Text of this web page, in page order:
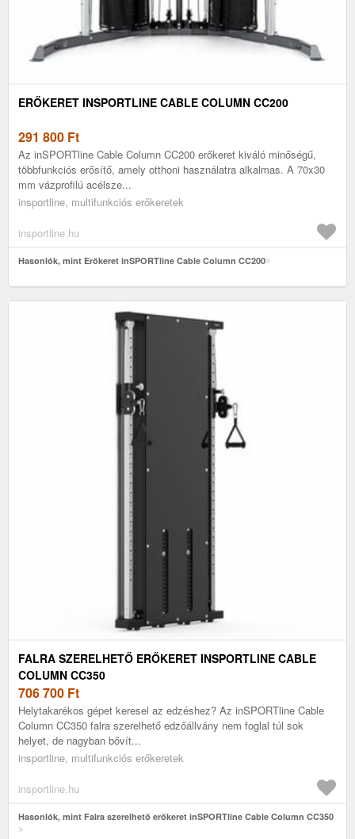
ERŐKERET INSPORTLINE CABLE COLUMN CC200
291 800 Ft
Az inSPORTline Cable Column CC200 erőkeret kiváló minőségű,
többfunkciós erősítő, amely otthoni használatra alkalmas. A 70x30
mm vázprofilú acélsze...
insportline, multifunkciós erőkeretek
insportline.hu
Hasonlók, mint Erőkeret inSPORTline Cable Column CC200
FALRA SZERELHETŐ ERŐKERET INSPORTLINE CABLE
COLUMN CC350
706 700 Ft
Helytakarékos gépet keresel az edzéshez? Az inSPORTline Cable
Column CC350 falra szerelhető edzőállvány nem foglal túl sok
helyet, de nagyban bővít...
insportline, multifunkciós erőkeretek
insportline.hu
Hasonlók, mint Falra szerelhető erőkeret inSPORTline Cable Column CC350